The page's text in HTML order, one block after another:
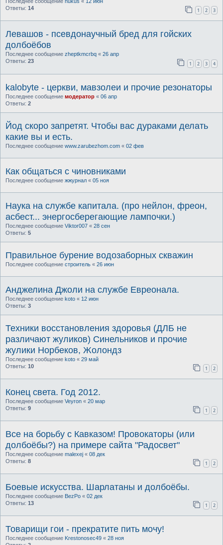
Ответы: 14 1 2 3
Левашов - псевдонаучный бред для гойских
долбоёбов
Последнее сообщение zheptkmcrbq « 26 апр
Ответы: 23 1 2 3 4
kalobyte - церкви, мавзолеи и прочие резонаторы
Последнее сообщение модератор « 06 апр
Ответы: 2
Йод скоро запретят. Чтобы вас дураками делать
какие вы и есть.
Последнее сообщение www.zarubezhom.com « 02 фев
Как общаться с чиновниками
Последнее сообщение жжурнал « 05 ноя
Наука на службе капитала. (про нейлон, фреон,
асбест... энергосберегающие лампочки.)
Последнее сообщение Viktor007 « 28 сен
Ответы: 5
Правильное бурение водозаборных скважин
Последнее сообщение строитель « 26 июн
Анджелина Джоли на службе Евреонала.
Последнее сообщение koto « 12 июн
Ответы: 3
Техники восстановления здоровья (ДЛБ не
различают жуликов) Синельников и прочие
жулики Норбеков, Жолондз
Последнее сообщение koto « 29 май
Ответы: 10 1 2
Конец света. Год 2012.
Последнее сообщение Veyron « 20 мар
Ответы: 9 1 2
Все на борьбу с Кавказом! Провокаторы (или
долбоёбы?) на примере сайта "Радосвет"
Последнее сообщение malexej « 08 дек
Ответы: 8 1 2
Боевые искусства. Шарлатаны и долбоёбы.
Последнее сообщение BezPo « 02 дек
Ответы: 13 1 2
Товарищи гои - прекратите пить мочу!
Последнее сообщение Krestonosec49 « 28 ноя